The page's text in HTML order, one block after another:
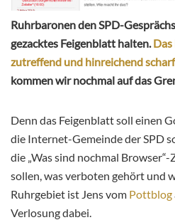
Ruhrbaronen den SPD-
gezacktes Feigenblatt halten.Das
zutreffend und hinreichend
kommen wir nochmal auf das
Denn das Feigenblatt soll einen
die Internet-Gemeinde der SPD
die „Was sind nochmal
sollen, was verboten gehört und
Ruhrgebiet ist Jens vom Pottblog
Verlosung dabei.